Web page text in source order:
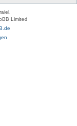
Limited